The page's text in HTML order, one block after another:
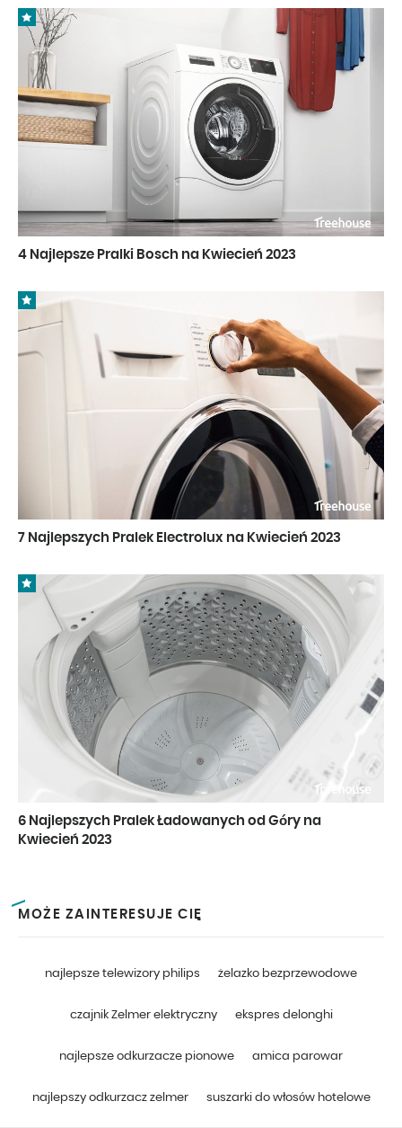
4 Najlepsze Pralki Bosch na Kwiecień 2023
7 Najlepszych Pralek Electrolux na Kwiecień 2023
6 Najlepszych Pralek Ładowanych od Góry na
Kwiecień 2023
MOŻE ZAINTERESUJE CIĘ
najlepsze telewizory philips żelazko bezprzewodowe
czajnik Zelmer elektryczny ekspres delonghi
najlepsze odkurzacze pionowe amica parowar
najlepszy odkurzacz zelmer suszarki do włosów hotelowe